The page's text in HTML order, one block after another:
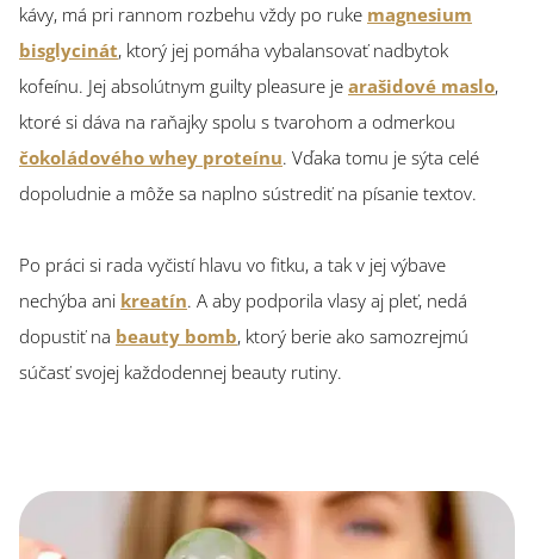
kávy, má pri rannom rozbehu vždy po ruke magnesium
bisglycinát, ktorý jej pomáha vybalansovať nadbytok
kofeínu. Jej absolútnym guilty pleasure je arašidové maslo,
ktoré si dáva na raňajky spolu s tvarohom a odmerkou
čokoládového whey proteínu. Vďaka tomu je sýta celé
dopoludnie a môže sa naplno sústrediť na písanie textov.
Po práci si rada vyčistí hlavu vo fitku, a tak v jej výbave
nechýba ani kreatín. A aby podporila vlasy aj pleť, nedá
dopustiť na beauty bomb, ktorý berie ako samozrejmú
súčasť svojej každodennej beauty rutiny.